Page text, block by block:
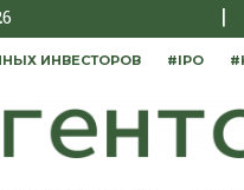
|
ИНВЕСТОРОВ #IPO